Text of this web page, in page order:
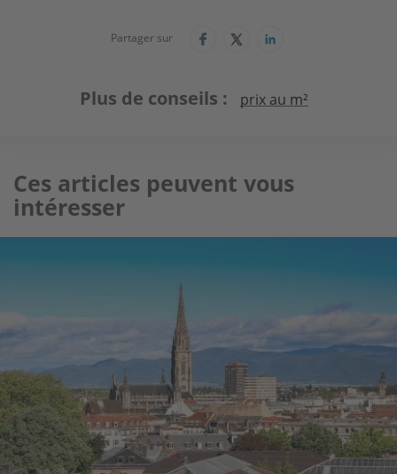
Partager sur
Plus de conseils prix au m²
Ces articles peuvent vous
intéresser